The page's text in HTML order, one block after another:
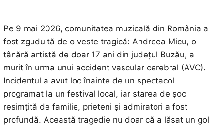
Pe 9 mai 2026, comunitatea muzicală din România a
fost zguduită de o veste tragică: Andreea Micu, o
tânără artistă de doar 17 ani din județul Buzău, a
murit în urma unui accident vascular cerebral (AVC).
Incidentul a avut loc înainte de un spectacol
programat la un festival local, iar starea de șoc
resimțită de familie, prieteni și admiratori a fost
profundă. Această tragedie nu doar că a lăsat un gol